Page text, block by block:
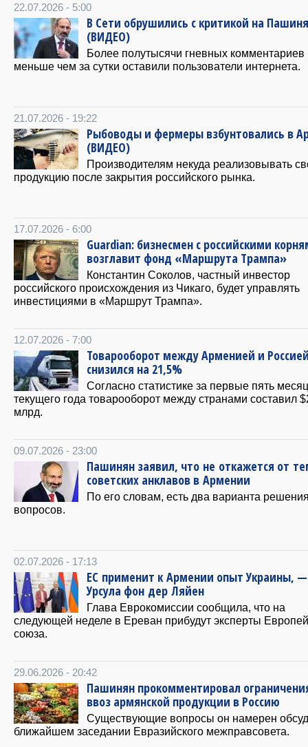
22.07.2026 - 5:00
В Сети обрушились с критикой на
(ВИДЕО)
Более полутысячи гневных комментариев
меньше чем за сутки оставили пользователи интернета.
21.07.2026 - 19:22
Рыбоводы и фермеры взбунтовались в
(ВИДЕО)
Производителям некуда реализовывать
продукцию после закрытия российского рынка.
17.07.2026 - 6:00
Guardian: бизнесмен с российскими
возглавит фонд «Маршрута Трампа»
Константин Соколов, частный инвестор
российского происхождения из Чикаго, будет управлять
инвестициями в «Маршрут Трампа».
12.07.2026 - 7:00
Товарооборот между Арменией и
снизился на 21,5%
Согласно статистике за первые пять
текущего года товарооборот между странами составил
млрд.
09.07.2026 - 23:00
Пашинян заявил, что не откажется от
советских анклавов в Армении
По его словам, есть два варианта
вопросов.
02.07.2026 - 17:13
ЕС применит к Армении опыт Украины, —
Урсула фон дер Ляйен
Глава Еврокомиссии сообщила, что на
следующей неделе в Ереван прибудут эксперты
союза.
29.06.2026 - 20:42
Пашинян прокомментировал
ввоз армянской продукции в Россию
Существующие вопросы он намерен
ближайшем заседании Евразийского межправсовета.